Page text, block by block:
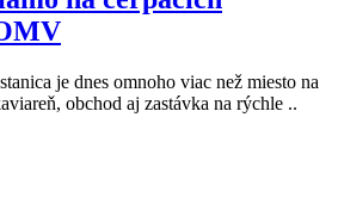
je dnes omnoho viac než miesto na
obchod aj zastávka na rýchle ..